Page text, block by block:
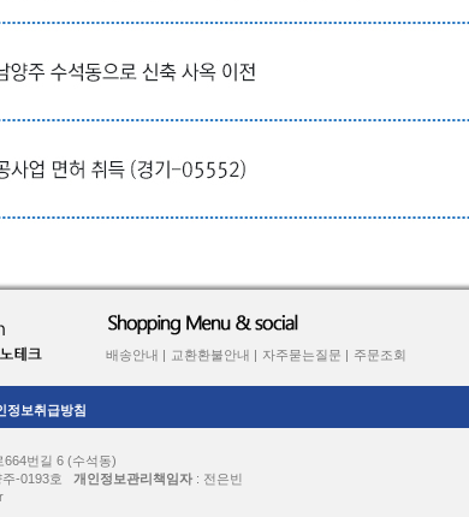
배송안내 | 교환환불안내 | 자주묻는질문 | 주문조회
정보취급방침
664번길 6 (수석동)
주-0193호 개인정보관리책임자 : 전은빈